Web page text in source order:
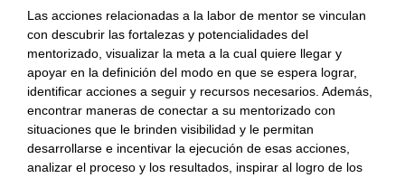
Las acciones relacionadas a la labor de mentor se vinculan
con descubrir las fortalezas y potencialidades del
mentorizado, visualizar la meta a la cual quiere llegar y
apoyar en la definición del modo en que se espera lograr,
identificar acciones a seguir y recursos necesarios. Además,
encontrar maneras de conectar a su mentorizado con
situaciones que le brinden visibilidad y le permitan
desarrollarse e incentivar la ejecución de esas acciones,
analizar el proceso y los resultados, inspirar al logro de los